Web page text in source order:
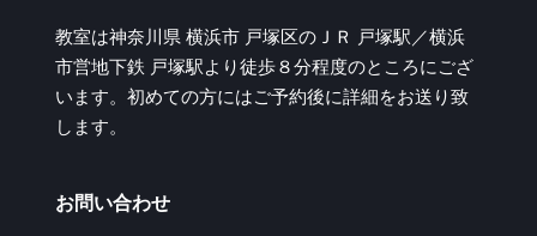
教室は神奈川県 横浜市 戸塚区のＪＲ 戸塚駅／横浜
市営地下鉄 戸塚駅より徒歩８分程度のところにござ
います。初めての方にはご予約後に詳細をお送り致
します。
お問い合わせ